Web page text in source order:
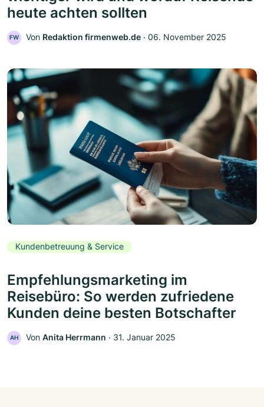
heute achten sollten
FW Von Redaktion firmenweb.de ‧ 06. November 2025
Kundenbetreuung & Service
Empfehlungsmarketing im
Reisebüro: So werden zufriedene
Kunden deine besten Botschafter
AH Von Anita Herrmann ‧ 31. Januar 2025